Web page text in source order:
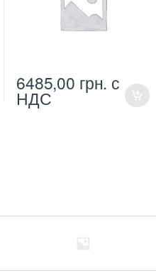
6485,00 грн. с
НДС